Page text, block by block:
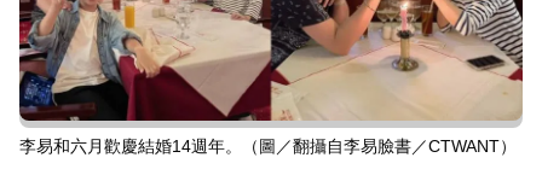
李易和六月歡慶結婚14週年。（圖／翻攝自李易臉書／CTWANT）